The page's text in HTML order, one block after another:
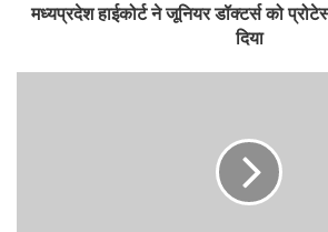
मध्यप्रदेश हाईकोर्ट ने जूनियर डॉक्टर्स को
दिया